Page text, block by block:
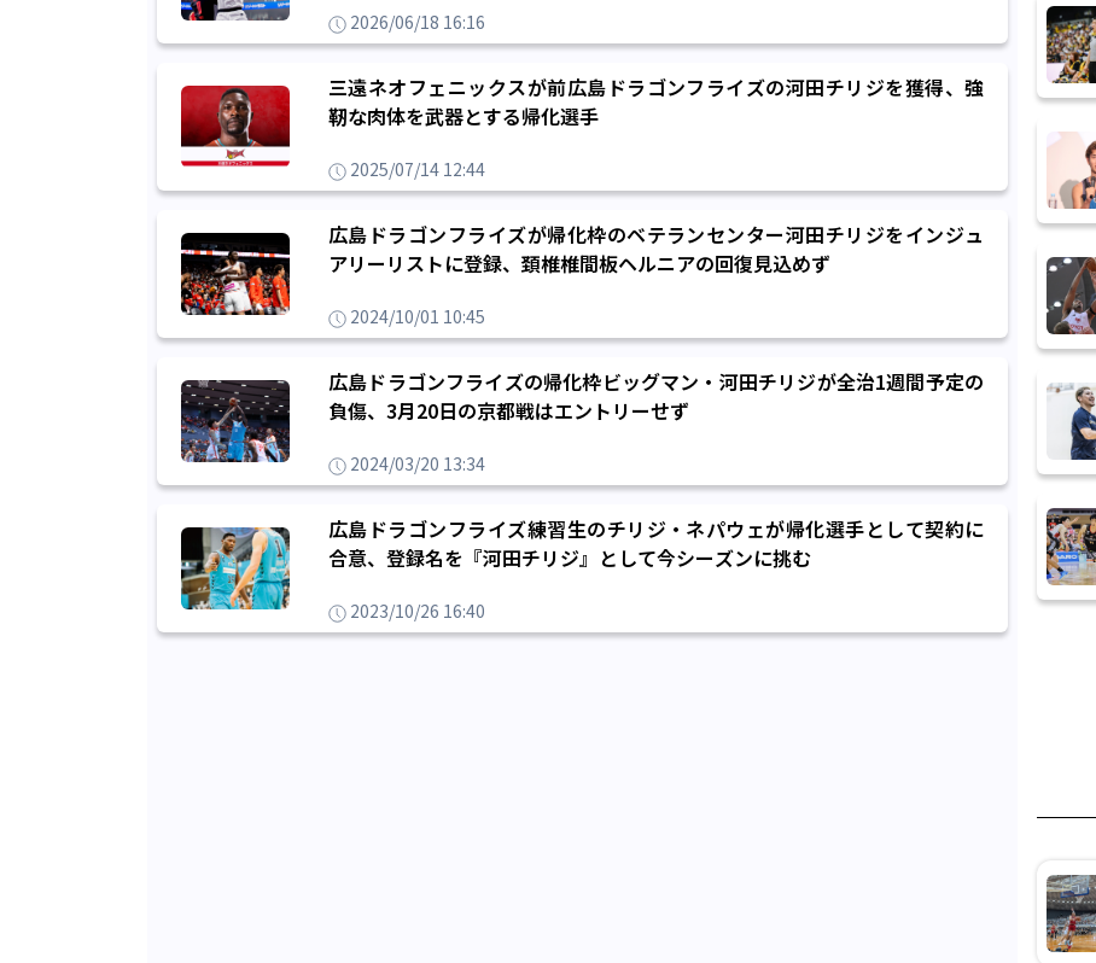
2026/06/18 16:16
三遠ネオフェニックスが前広島ドラゴンフライズの河田チリジを獲得、強
靭な肉体を武器とする帰化選手
2025/07/14 12:44
広島ドラゴンフライズが帰化枠のベテランセンター河田チリジをインジュ
アリーリストに登録、頚椎椎間板ヘルニアの回復見込めず
2024/10/01 10:45
広島ドラゴンフライズの帰化枠ビッグマン・河田チリジが全治1週間予定の
負傷、3月20日の京都戦はエントリーせず
2024/03/20 13:34
広島ドラゴンフライズ練習生のチリジ・ネパウェが帰化選手として契約に
合意、登録名を『河田チリジ』として今シーズンに挑む
2023/10/26 16:40